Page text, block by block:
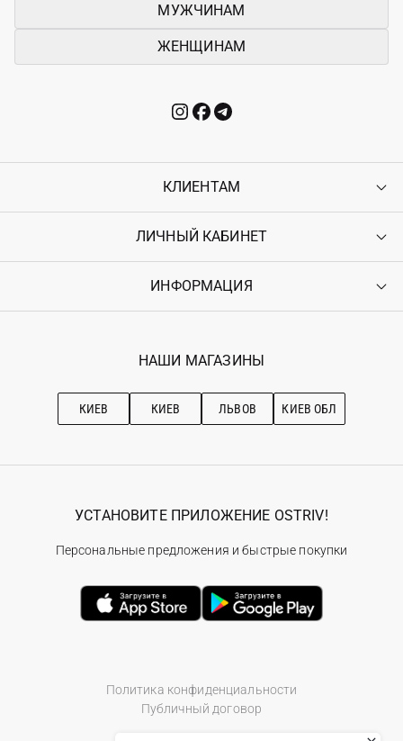
МУЖЧИНАМ
ЖЕНЩИНАМ
КЛИЕНТАМ
Контакты
Возврат
Гарантия
ЛИЧНЫЙ КАБИНЕТ
Войти
Ostriv Club+
ИНФОРМАЦИЯ
Наши магазини
Рекомендации по уходу
НАШИ МАГАЗИНЫ
КИЕВ КИЕВ ЛЬВОВ КИЕВ ОБЛ
Политика конфиденциальности
Публичный договор
УСТАНОВИТЕ ПРИЛОЖЕНИЕ OSTRIV!
Персональные предложения и быстрые покупки